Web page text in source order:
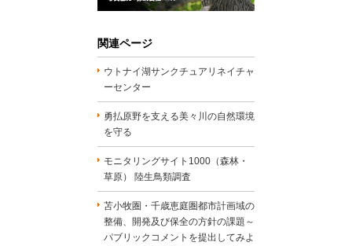
関連ページ
ウトナイ湖サンクチュアリネイチャ
ーセンター
勇払原野を支える美々川の自然環境
を守る
モニタリングサイト1000（森林・
草原） 陸生鳥類調査
苫小牧圏・千歳恵庭圏都市計画域の
整備、開発及び保全の方針の課題～
パブリックコメントを提出してみよ